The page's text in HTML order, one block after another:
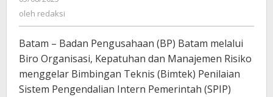
redaksi
oleh redaksi
Batam – Badan Pengusahaan (BP) Batam melalui
Biro Organisasi, Kepatuhan dan Manajemen Risiko
menggelar Bimbingan Teknis (Bimtek) Penilaian
Sistem Pengendalian Intern Pemerintah (SPIP)